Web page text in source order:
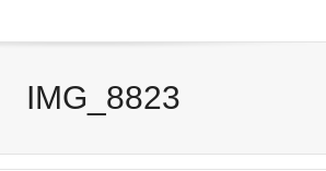
IMG_8823